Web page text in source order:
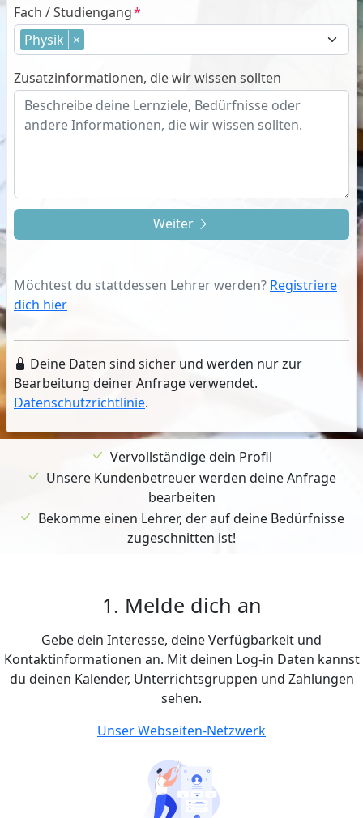
Fach / Studiengang
Physik ×
Zusatzinformationen, die wir wissen sollten
Weiter
Möchtest du stattdessen Lehrer werden? Registriere
dich hier
Deine Daten sind sicher und werden nur zur
Bearbeitung deiner Anfrage verwendet.
Datenschutzrichtlinie.
Vervollständige dein Profil
Unsere Kundenbetreuer werden deine Anfrage
bearbeiten
Bekomme einen Lehrer, der auf deine Bedürfnisse
zugeschnitten ist!
1. Melde dich an
Gebe dein Interesse, deine Verfügbarkeit und
Kontaktinformationen an. Mit deinen Log-in Daten kannst
du deinen Kalender, Unterrichtsgruppen und Zahlungen
sehen.
Unser Webseiten-Netzwerk